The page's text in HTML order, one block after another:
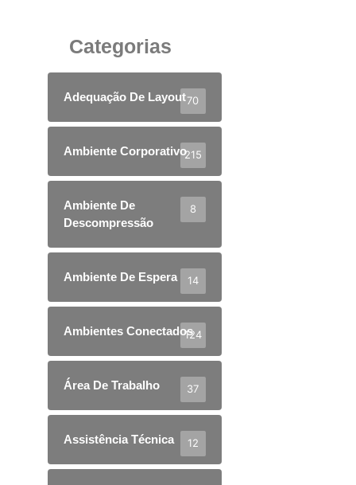
Categorias
Adequação De Layout70
Ambiente Corporativo215
Ambiente De
Descompressão
8
Ambiente De Espera 14
Ambientes Conectados124
Área De Trabalho 37
Assistência Técnica 12